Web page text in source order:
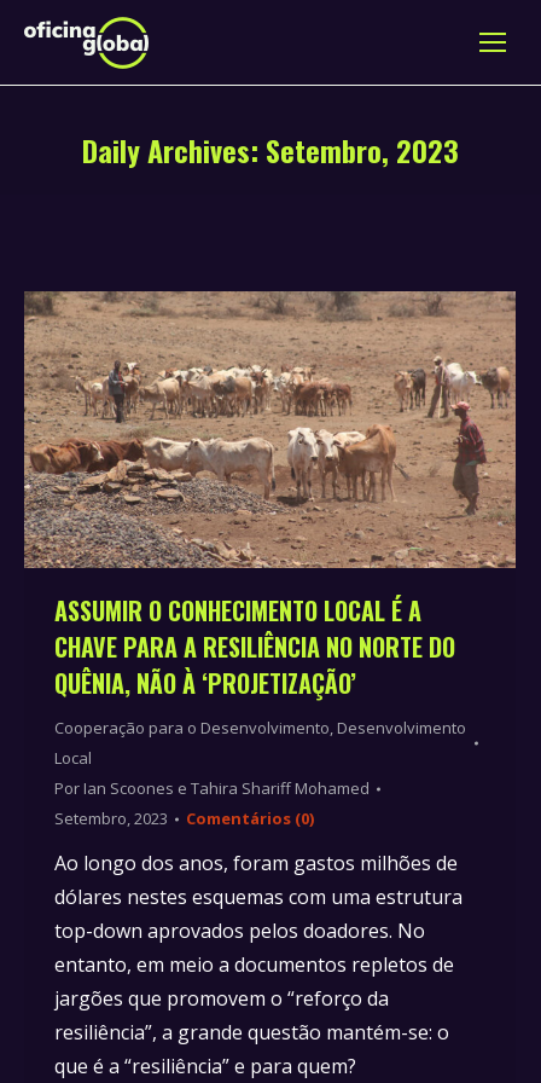
Daily Archives: Setembro, 2023
ASSUMIR O CONHECIMENTO LOCAL É A
CHAVE PARA A RESILIÊNCIA NO NORTE DO
QUÊNIA, NÃO À ‘PROJETIZAÇÃO’
Cooperação para o Desenvolvimento, Desenvolvimento
Local
Por Ian Scoones e Tahira Shariff Mohamed
Setembro, 2023
Comentários (0)
Ao longo dos anos, foram gastos milhões de
dólares nestes esquemas com uma estrutura
top-down aprovados pelos doadores. No
entanto, em meio a documentos repletos de
jargões que promovem o “reforço da
resiliência”, a grande questão mantém-se: o
que é a “resiliência” e para quem?